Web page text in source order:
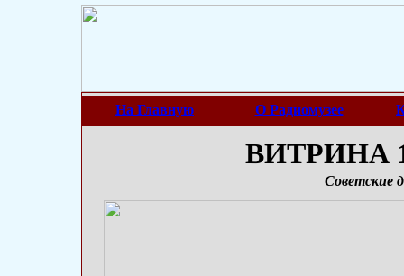
На Главную О Радиомузее
ВИТРИНА
Советские